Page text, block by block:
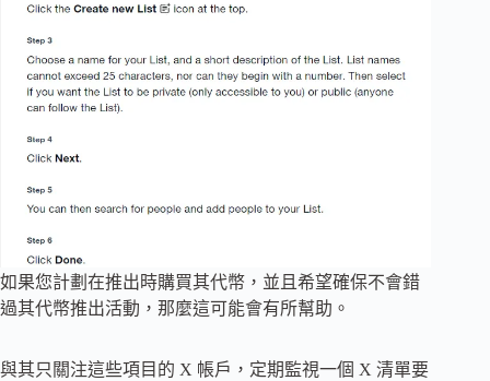
如果您計劃在推出時購買其代幣，並且希望確保不會錯
過其代幣推出活動，那麼這可能會有所幫助。
與其只關注這些項目的 X 帳戶，定期監視一個 X 清單要